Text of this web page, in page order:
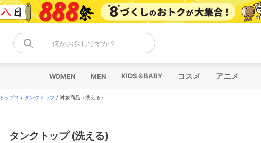
何かお探しですか？
WOMEN MEN KIDS＆BABY コスメ アニメ
トップス / タンクトップ/ 対象商品（洗える）
タンクトップ (洗える)